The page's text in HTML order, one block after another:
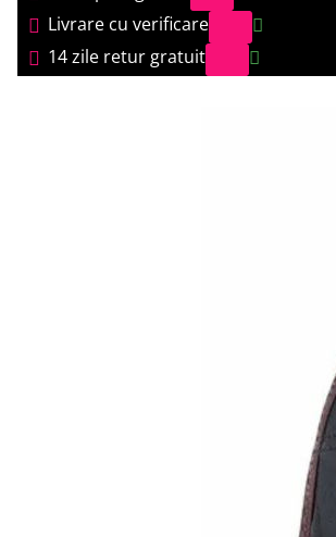
Livrare cu verificare
14 zile retur gratuit